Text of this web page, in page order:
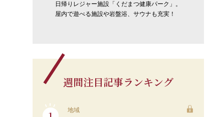
日帰りレジャー施設「くだまつ健康パーク」。
屋内で遊べる施設や岩盤浴、サウナも充実！
週間注目記事ランキング
地域